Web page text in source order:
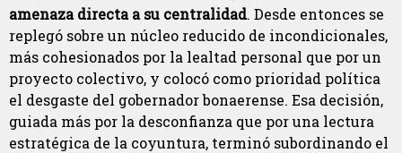
amenaza directa a su centralidad. Desde entonces se
replegó sobre un núcleo reducido de incondicionales,
más cohesionados por la lealtad personal que por un
proyecto colectivo, y colocó como prioridad política
el desgaste del gobernador bonaerense. Esa decisión,
guiada más por la desconfianza que por una lectura
estratégica de la coyuntura, terminó subordinando el